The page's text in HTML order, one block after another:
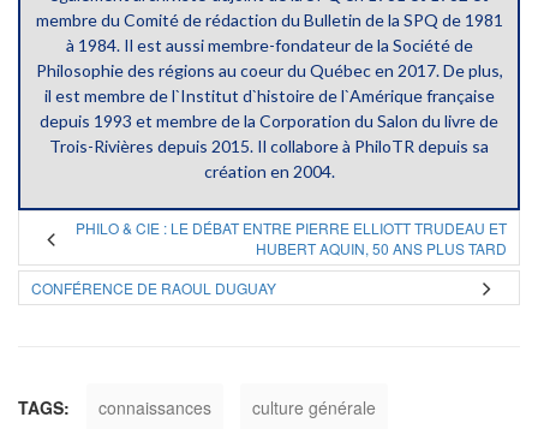
membre du Comité de rédaction du Bulletin de la SPQ de 1981
à 1984. Il est aussi membre-fondateur de la Société de
Philosophie des régions au coeur du Québec en 2017. De plus,
il est membre de l`Institut d`histoire de l`Amérique française
depuis 1993 et membre de la Corporation du Salon du livre de
Trois-Rivières depuis 2015. Il collabore à PhiloTR depuis sa
création en 2004.
PHILO & CIE : LE DÉBAT ENTRE PIERRE ELLIOTT TRUDEAU ET
HUBERT AQUIN, 50 ANS PLUS TARD
CONFÉRENCE DE RAOUL DUGUAY
TAGS: connaissances culture générale